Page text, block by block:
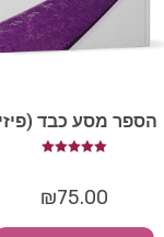
הספר מסע כבד
out of 5
₪75.00